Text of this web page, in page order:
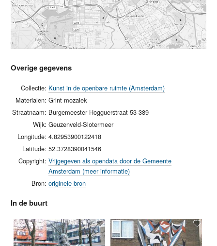
Overige gegevens
Collectie: Kunst in de openbare ruimte (Amsterdam)
Materialen: Grint mozaiek
Straatnaam: Burgemeester Hogguerstraat 53-389
Wijk: Geuzenveld-Slotermeer
Longitude: 4.82953900122418
Latitude: 52.3728390041546
Copyright: Vrijgegeven als opendata door de Gemeente
Amsterdam (meer informatie)
Bron: originele bron
In de buurt